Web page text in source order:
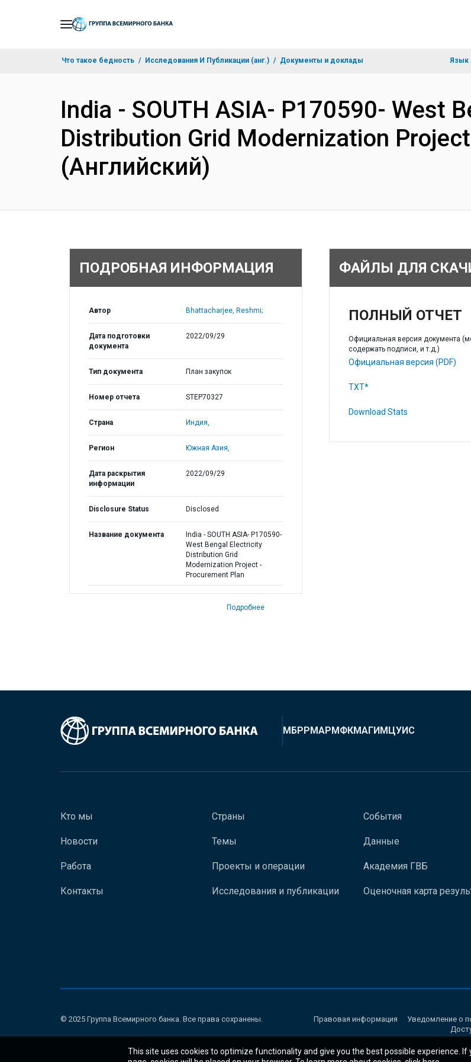
Что такое бедность Исследования И Публикации (анг.) Документы и доклады Язык
India - SOUTH ASIA- P170590- West
Distribution Grid Modernization
(Английский)
ПОДРОБНАЯ ИНФОРМАЦИЯ
Автор Bhattacharjee, Reshmi;
Дата подготовки
документа
2022/09/29
Тип документа План закупок
Номер отчета STEP70327
Страна Индия,
Регион Южная Азия,
Дата раскрытия
информации
2022/09/29
Disclosure Status Disclosed
Название документа
India - SOUTH ASIA- P170590-
West Bengal Electricity
Distribution Grid
Modernization Project -
Procurement Plan
Подробнее
ФАЙЛЫ ДЛЯ
ПОЛНЫЙ ОТЧЕТ
Официальная версия документа
содержать подписи, и т.д.)
Официальная версия (PDF)
TXT*
Download Stats
МБРРМАРМФКМАГИМЦУИС
Кто мы
Новости
Работа
Контакты
Страны
Темы
Проекты и операции
Исследования и публикации
События
Данные
Академия ГВБ
Оценочная карта
© 2025 Группа Всемирного банка. Все права сохранены. Правовая информация Уведомление о
This site uses cookies to optimize functionality and give you the best possible experience.